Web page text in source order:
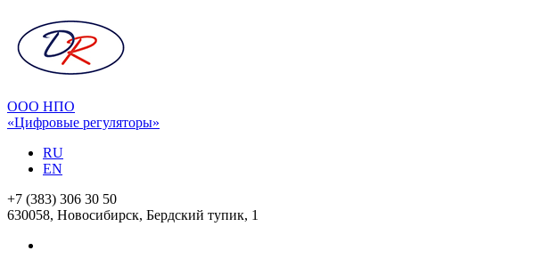
ООО НПО
«Цифровые регуляторы»
RU
EN
+7 (383) 306 30 50
630058, Новосибирск, Бердский тупик, 1